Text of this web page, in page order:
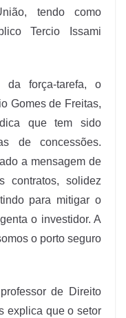
tendo como
Tercio Issami
da força-tarefa, o
Gomes de Freitas,
que tem sido
de concessões.
a mensagem de
contratos, solidez
para mitigar o
o investidor. A
o porto seguro
de Direito
explica que o setor